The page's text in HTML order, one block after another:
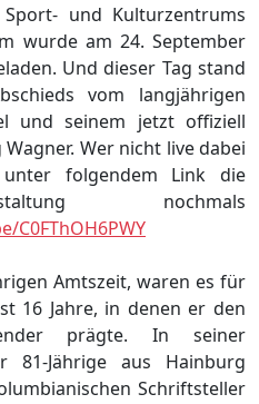
und Kulturzentrums
wurde am 24. September
Und dieser Tag stand
vom langjährigen
und seinem jetzt offiziell
Wer nicht live dabei
folgendem Link die
nochmals
C0FThOH6PWY
Amtszeit, waren es für
16 Jahre, in denen er den
prägte. In seiner
81-Jährige aus Hainburg
Schriftsteller